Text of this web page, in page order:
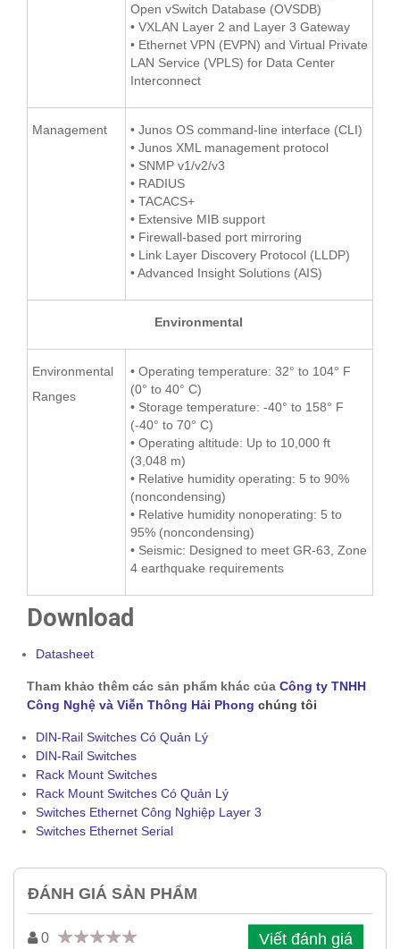
Open vSwitch Database (OVSDB)
• VXLAN Layer 2 and Layer 3 Gateway
• Ethernet VPN (EVPN) and Virtual Private
LAN Service (VPLS) for Data Center
Interconnect
Management
• Junos OS command-line interface (CLI)
• Junos XML management protocol
• SNMP v1/v2/v3
• RADIUS
• TACACS+
• Extensive MIB support
• Firewall-based port mirroring
• Link Layer Discovery Protocol (LLDP)
• Advanced Insight Solutions (AIS)
Environmental
Environmental
Ranges
• Operating temperature: 32° to 104° F
(0° to 40° C)
• Storage temperature: -40° to 158° F
(-40° to 70° C)
• Operating altitude: Up to 10,000 ft
(3,048 m)
• Relative humidity operating: 5 to 90%
(noncondensing)
• Relative humidity nonoperating: 5 to
95% (noncondensing)
• Seismic: Designed to meet GR-63, Zone
4 earthquake requirements
Download
Datasheet
Tham khảo thêm các sản phẩm khác của Công ty TNHH
Công Nghệ và Viễn Thông Hải Phong chúng tôi
DIN-Rail Switches Có Quản Lý
DIN-Rail Switches
Rack Mount Switches
Rack Mount Switches Có Quản Lý
Switches Ethernet Công Nghiệp Layer 3
Switches Ethernet Serial
ĐÁNH GIÁ SẢN PHẨM
0 Viết đánh giá